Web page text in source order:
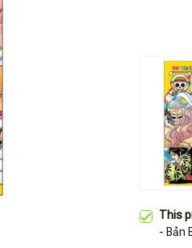
This
- Bản